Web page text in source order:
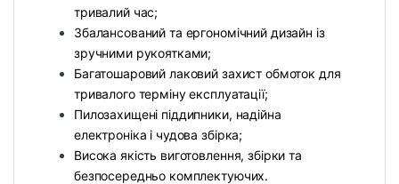
тривалий час;
Збалансований та ергономічний дизайн із
зручними рукоятками;
Багатошаровий лаковий захист обмоток для
тривалого терміну експлуатації;
Пилозахищені піддипники, надійна
електроніка і чудова збірка;
Висока якість виготовлення, збірки та
безпосередньо комплектуючих.